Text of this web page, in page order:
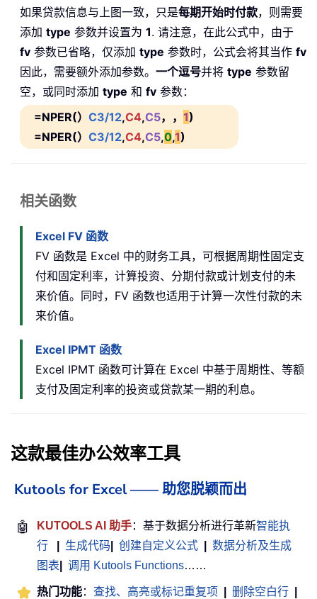
如果贷款信息与上图一致，只是每期开始时付款，则需要
添加 type 参数并设置为 1. 请注意，在此公式中，由于
fv 参数已省略，仅添加 type 参数时，公式会将其当作 fv
因此，需要额外添加参数。 一个逗号并将 type 参数留
空，或同时添加 type 和 fv 参数：
=NPER(） C3/12,C4,C5，， 1)
=NPER(） C3/12,C4,C5,0,1)
相关函数
Excel FV 函数
FV 函数是 Excel 中的财务工具，可根据周期性固定支
付和固定利率，计算投资、分期付款或计划支付的未
来价值。同时，FV 函数也适用于计算一次性付款的未
来价值。
Excel IPMT 函数
Excel IPMT 函数可计算在 Excel 中基于周期性、等额
支付及固定利率的投资或贷款某一期的利息。
这款最佳办公效率工具
Kutools for Excel —— 助您脱颖而出
🤖 KUTOOLS AI 助手：基于数据分析进行革新智能执
行
生成代码 创建自定义公式
数据分析及生成
图表
调用 Kutools Functions……
热门功能： 查找、高亮或标记重复项 删除空白行